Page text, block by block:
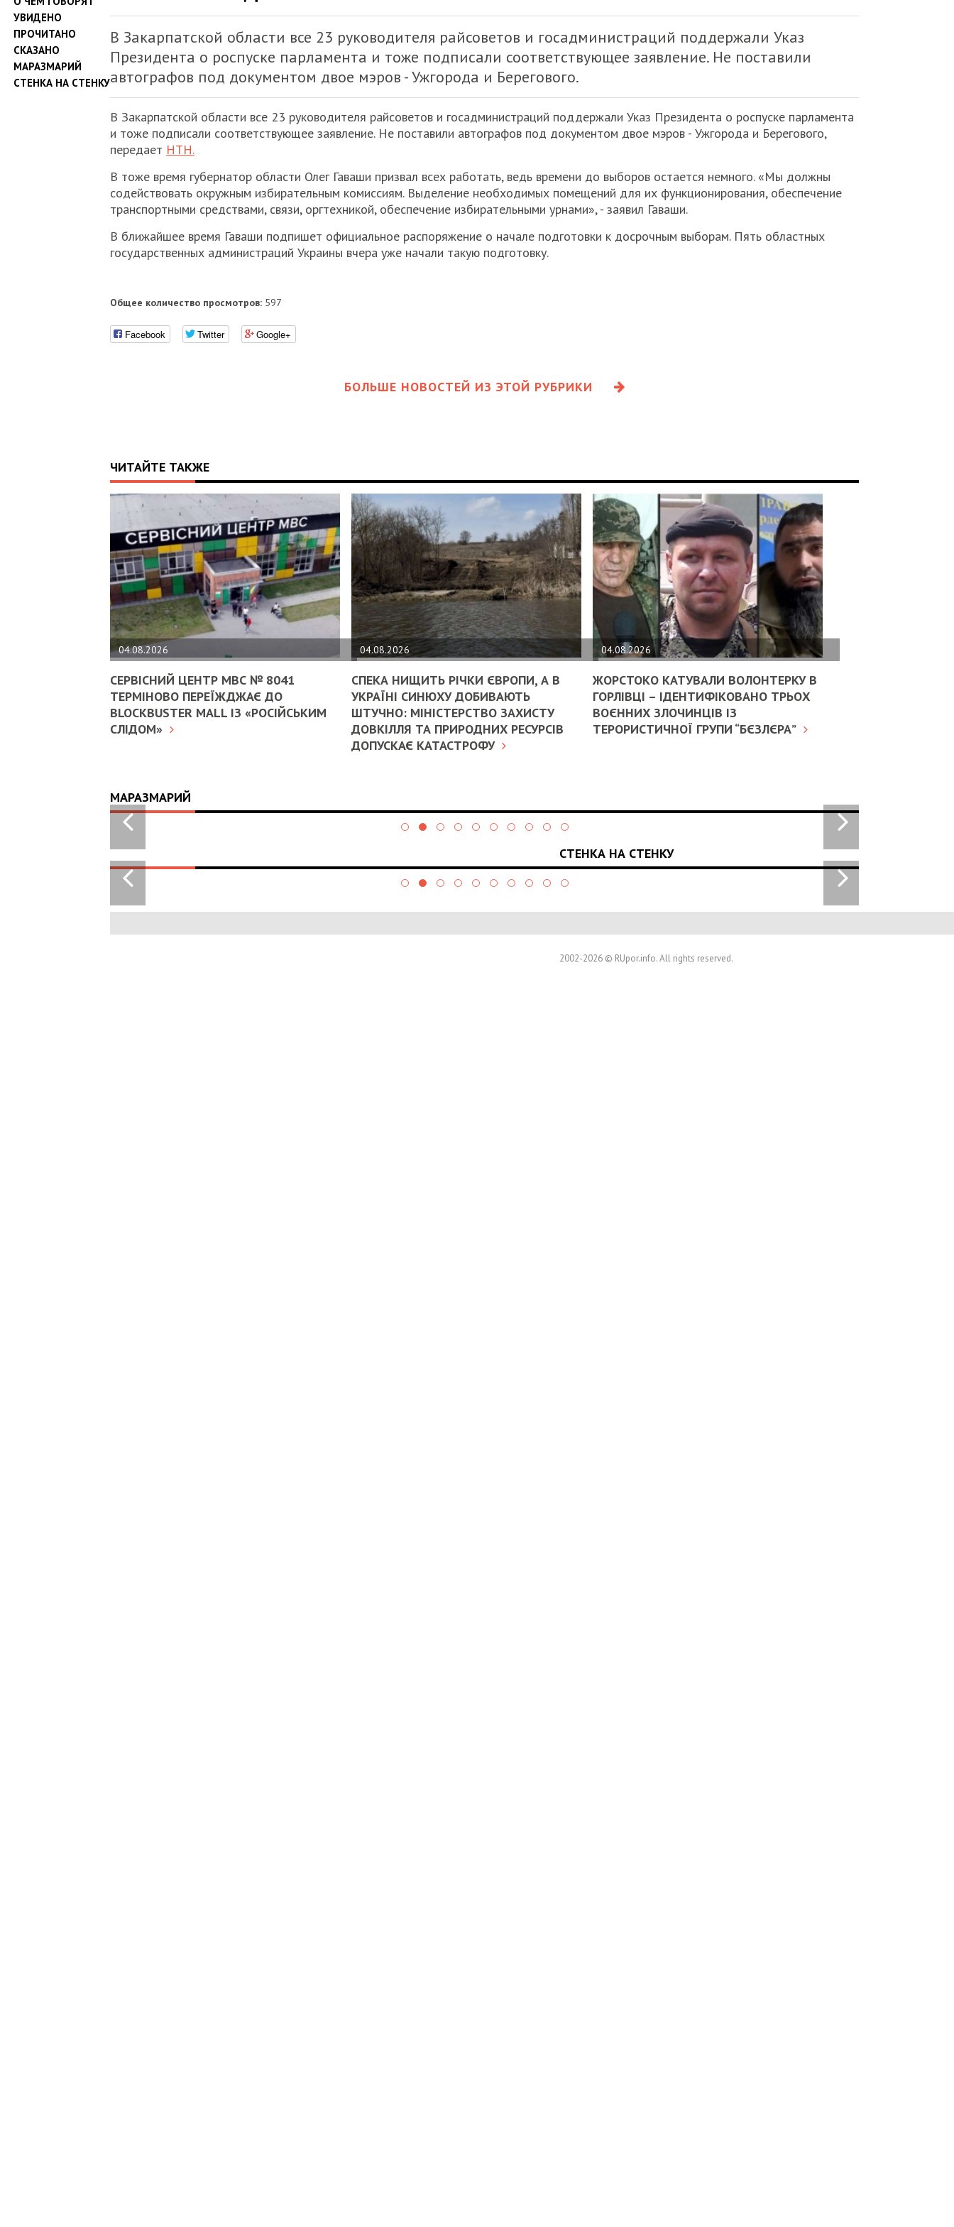
УВИДЕНО
ПРОЧИТАНО
СКАЗАНО
МАРАЗМАРИЙ
СТЕНКА НА СТЕНКУ
В Закарпатской области все 23 руководителя райсоветов и госадминистраций поддержали Указ
Президента о роспуске парламента и тоже подписали соответствующее заявление. Не поставили
автографов под документом двое мэров - Ужгорода и Берегового.
В Закарпатской области все 23 руководителя райсоветов и госадминистраций поддержали Указ Президента о роспуске парламента
и тоже подписали соответствующее заявление. Не поставили автографов под документом двое мэров - Ужгорода и Берегового,
передает НТН.
В тоже время губернатор области Олег Гаваши призвал всех работать, ведь времени до выборов остается немного. «Мы должны
содействовать окружным избирательным комиссиям. Выделение необходимых помещений для их функционирования, обеспечение
транспортными средствами, связи, оргтехникой, обеспечение избирательными урнами», - заявил Гаваши.
В ближайшее время Гаваши подпишет официальное распоряжение о начале подготовки к досрочным выборам. Пять областных
государственных администраций Украины вчера уже начали такую подготовку.
Общее количество просмотров: 597
Facebook Twitter Google+
БОЛЬШЕ НОВОСТЕЙ ИЗ ЭТОЙ РУБРИКИ
ЧИТАЙТЕ ТАКЖЕ
04.08.2026
СЕРВІСНИЙ ЦЕНТР МВС № 8041
ТЕРМІНОВО ПЕРЕЇЖДЖАЄ ДО
BLOCKBUSTER MALL ІЗ «РОСІЙСЬКИМ
СЛІДОМ»
04.08.2026
СПЕКА НИЩИТЬ РІЧКИ ЄВРОПИ, А В
УКРАЇНІ СИНЮХУ ДОБИВАЮТЬ
ШТУЧНО: МІНІСТЕРСТВО ЗАХИСТУ
ДОВКІЛЛЯ ТА ПРИРОДНИХ РЕСУРСІВ
ДОПУСКАЄ КАТАСТРОФУ
04.08.2026
ЖОРСТОКО КАТУВАЛИ ВОЛОНТЕРКУ В
ГОРЛІВЦІ – ІДЕНТИФІКОВАНО ТРЬОХ
ВОЄННИХ ЗЛОЧИНЦІВ ІЗ
ТЕРОРИСТИЧНОЇ ГРУПИ “БЄЗЛЄРА”
МАРАЗМАРИЙ
СТЕНКА НА СТЕНКУ
2002-2026 © RUpor.info. All rights reserved.